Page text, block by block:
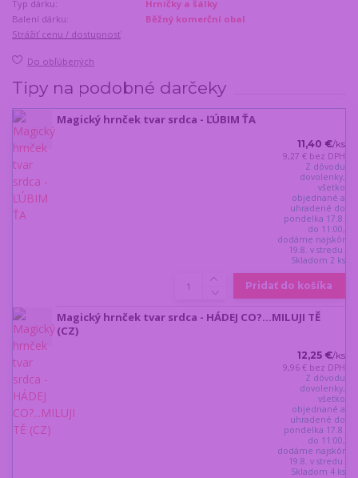
Typ dárku:
Hrníčky a šálky
Balení dárku:
Běžný komerční obal
Strážiť cenu / dostupnosť
Do obľúbených
Tipy na podobné darčeky
Magický hrnček tvar srdca - ĽÚBIM ŤA
11,40 €/ks
9,27 € bez DPH
Z dôvodu
dovolenky,
všetko
objednané a
uhradené do
pondelka 17.8.
do 11:00,
dodáme najskôr
19.8. v stredu.
Skladom 2 ks
Pridať do košíka
Magický hrnček tvar srdca - HÁDEJ CO?...MILUJI TĚ
(CZ)
12,25 €/ks
9,96 € bez DPH
Z dôvodu
dovolenky,
všetko
objednané a
uhradené do
pondelka 17.8.
do 11:00,
dodáme najskôr
19.8. v stredu.
Skladom 4 ks